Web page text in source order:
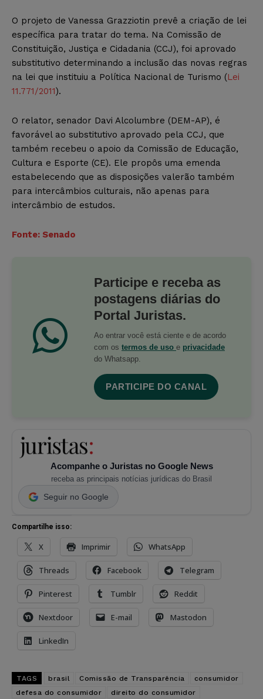
O projeto de Vanessa Grazziotin prevê a criação de lei
específica para tratar do tema. Na Comissão de
Constituição, Justiça e Cidadania (CCJ), foi aprovado
substitutivo determinando a inclusão das novas regras
na lei que instituiu a Política Nacional de Turismo (Lei
11.771/2011).
O relator, senador Davi Alcolumbre (DEM-AP), é
favorável ao substitutivo aprovado pela CCJ, que
também recebeu o apoio da Comissão de Educação,
Cultura e Esporte (CE). Ele propôs uma emenda
estabelecendo que as disposições valerão também
para intercâmbios culturais, não apenas para
intercâmbio de estudos.
Fonte: Senado
Participe e receba as
postagens diárias do
Portal Juristas.
Ao entrar você está ciente e de acordo
com os termos de uso e privacidade
do Whatsapp.
PARTICIPE DO CANAL
Acompanhe o Juristas no Google News
receba as principais notícias jurídicas do Brasil
Seguir no Google
Compartilhe isso:
X Imprimir WhatsApp
Threads Facebook Telegram
Pinterest Tumblr Reddit
Nextdoor E-mail Mastodon
LinkedIn
TAGS brasil Comissão de Transparência
consumidor
defesa do consumidor
direito do consumidor